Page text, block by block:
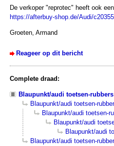
De verkoper "reprotec" heeft ook
https://afterbuy-shop.de/Audi/
Groeten, Armand
Reageer op dit bericht
Complete draad:
Blaupunkt/audi toetsen-rubbers
Blaupunkt/audi toetsen-
Blaupunkt/audi toetsen-
Blaupunkt/audi
Blaupunkt/audi
Blaupunkt/audi toetsen-